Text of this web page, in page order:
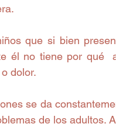
que si bien
él no tiene por qué
dolor.
se da
de los adultos.